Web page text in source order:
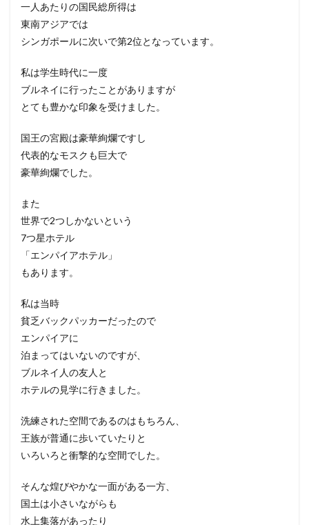
一人あたりの国民総所得は
東南アジアでは
シンガポールに次いで第2位となっています。
私は学生時代に一度
ブルネイに行ったことがありますが
とても豊かな印象を受けました。
国王の宮殿は豪華絢爛ですし
代表的なモスクも巨大で
豪華絢爛でした。
また
世界で2つしかないという
7つ星ホテル
「エンパイアホテル」
もあります。
私は当時
貧乏バックパッカーだったので
エンパイアに
泊まってはいないのですが、
ブルネイ人の友人と
ホテルの見学に行きました。
洗練された空間であるのはもちろん、
王族が普通に歩いていたりと
いろいろと衝撃的な空間でした。
そんな煌びやかな一面がある一方、
国土は小さいながらも
水上集落があったり